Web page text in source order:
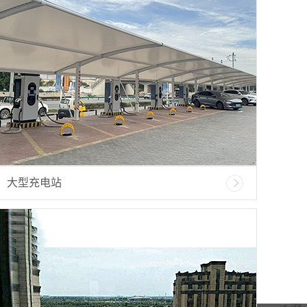
大型充电站